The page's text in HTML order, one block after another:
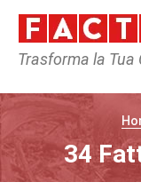
Trasforma la Tua
34